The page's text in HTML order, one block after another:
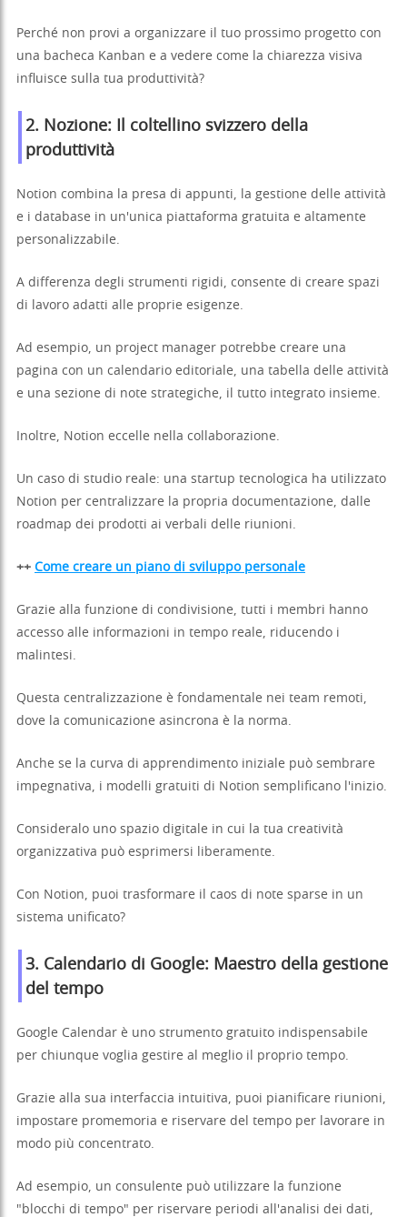
Perché non provi a organizzare il tuo prossimo progetto con
una bacheca Kanban e a vedere come la chiarezza visiva
influisce sulla tua produttività?
2. Nozione: Il coltellino svizzero della
produttività
Notion combina la presa di appunti, la gestione delle attività
e i database in un'unica piattaforma gratuita e altamente
personalizzabile.
A differenza degli strumenti rigidi, consente di creare spazi
di lavoro adatti alle proprie esigenze.
Ad esempio, un project manager potrebbe creare una
pagina con un calendario editoriale, una tabella delle attività
e una sezione di note strategiche, il tutto integrato insieme.
Inoltre, Notion eccelle nella collaborazione.
Un caso di studio reale: una startup tecnologica ha utilizzato
Notion per centralizzare la propria documentazione, dalle
roadmap dei prodotti ai verbali delle riunioni.
++ Come creare un piano di sviluppo personale
Grazie alla funzione di condivisione, tutti i membri hanno
accesso alle informazioni in tempo reale, riducendo i
malintesi.
Questa centralizzazione è fondamentale nei team remoti,
dove la comunicazione asincrona è la norma.
Anche se la curva di apprendimento iniziale può sembrare
impegnativa, i modelli gratuiti di Notion semplificano l'inizio.
Consideralo uno spazio digitale in cui la tua creatività
organizzativa può esprimersi liberamente.
Con Notion, puoi trasformare il caos di note sparse in un
sistema unificato?
3. Calendario di Google: Maestro della gestione
del tempo
Google Calendar è uno strumento gratuito indispensabile
per chiunque voglia gestire al meglio il proprio tempo.
Grazie alla sua interfaccia intuitiva, puoi pianificare riunioni,
impostare promemoria e riservare del tempo per lavorare in
modo più concentrato.
Ad esempio, un consulente può utilizzare la funzione
"blocchi di tempo" per riservare periodi all'analisi dei dati,